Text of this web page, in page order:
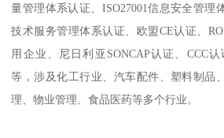
量管理体系认证、ISO27001信息安全管理
技术服务管理体系认证、欧盟CE认证、
用企业、尼日利亚SONCAP认证、CCC
等，涉及化工行业、汽车配件、塑料制品
理、物业管理、食品医药等多个行业。